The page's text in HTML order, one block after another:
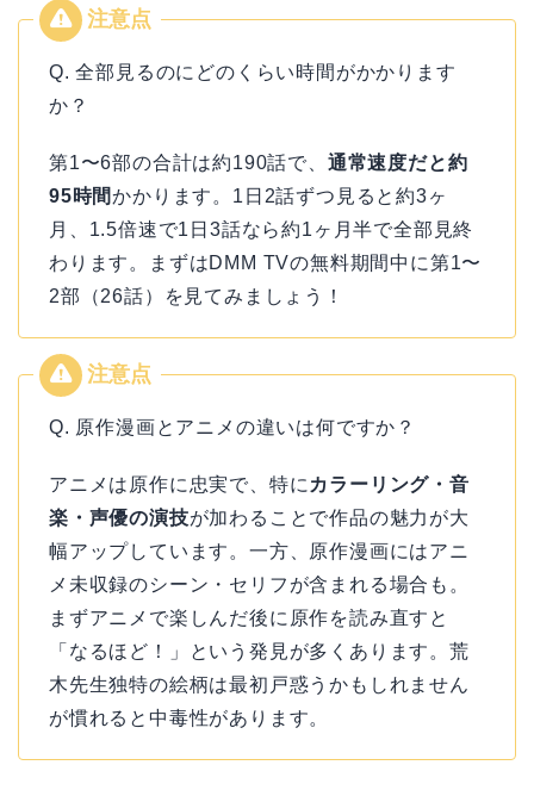
Q. 全部見るのにどのくらい時間がかかります
か？
第1〜6部の合計は約190話で、 通常速度だと約
95時間かかります。1日2話ずつ見ると約3ヶ
月、1.5倍速で1日3話なら約1ヶ月半で全部見終
わります。まずはDMM TVの無料期間中に第1〜
2部（26話）を見てみましょう！
Q. 原作漫画とアニメの違いは何ですか？
アニメは原作に忠実で、特に カラーリング・音
楽・声優の演技が加わることで作品の魅力が大
幅アップしています。一方、原作漫画にはアニ
メ未収録のシーン・セリフが含まれる場合も。
まずアニメで楽しんだ後に原作を読み直すと
「なるほど！」という発見が多くあります。荒
木先生独特の絵柄は最初戸惑うかもしれません
が慣れると中毒性があります。